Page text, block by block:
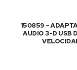
150859 –
AUDIO 3-D USB